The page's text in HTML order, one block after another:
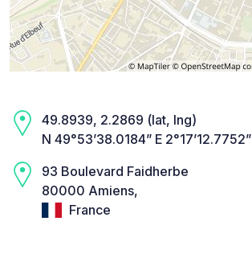
49.8939, 2.2869 (lat, lng)
N 49°53’38.0184” E 2°17’12.7752”
93 Boulevard Faidherbe
80000 Amiens,
France